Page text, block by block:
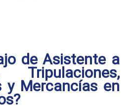
de Asistente a
Tripulaciones,
y Mercancías en